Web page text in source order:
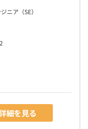
ニア（SE）
細を見る